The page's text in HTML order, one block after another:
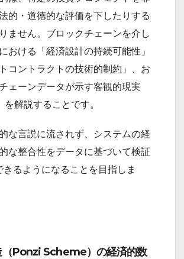
的・道徳的な評価を下したりする
ません。ブロックチェーンを介し
おける「経済設計の持続可能性」
コントラクトの技術的制約」、お
ェーンデータが示す客観的現実
を解説することです。
な言説に流されず、システムの経
な整合性をデータに基づいて検証
きるようになることを目指しま
（Ponzi Scheme）の経済的数